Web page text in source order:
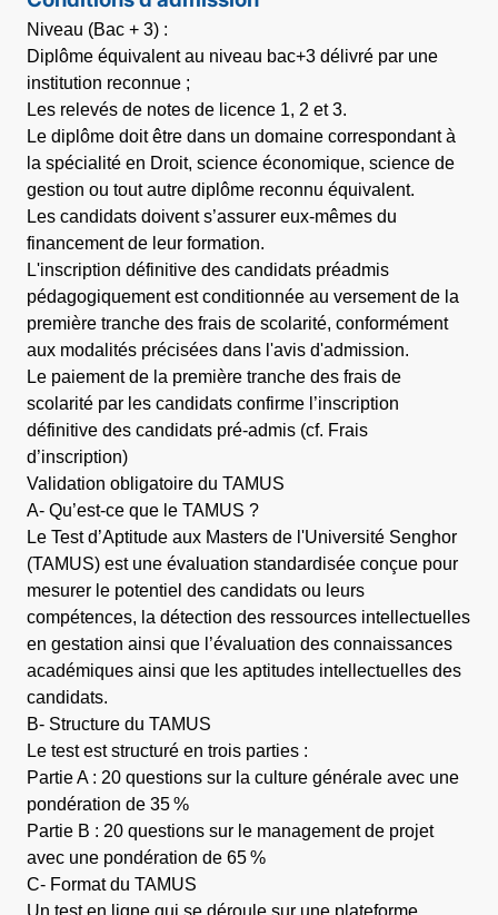
Niveau (Bac + 3) :
Diplôme équivalent au niveau bac+3 délivré par une
institution reconnue ;
Les relevés de notes de licence 1, 2 et 3.
Le diplôme doit être dans un domaine correspondant à
la spécialité en Droit, science économique, science de
gestion ou tout autre diplôme reconnu équivalent.
Les candidats doivent s’assurer eux-mêmes du
financement de leur formation.
L'inscription définitive des candidats préadmis
pédagogiquement est conditionnée au versement de la
première tranche des frais de scolarité, conformément
aux modalités précisées dans l'avis d'admission.
Le paiement de la première tranche des frais de
scolarité par les candidats confirme l’inscription
définitive des candidats pré-admis (cf. Frais
d’inscription)
Validation obligatoire du TAMUS
A- Qu’est-ce que le TAMUS ?
Le Test d’Aptitude aux Masters de l'Université Senghor
(TAMUS) est une évaluation standardisée conçue pour
mesurer le potentiel des candidats ou leurs
compétences, la détection des ressources intellectuelles
en gestation ainsi que l’évaluation des connaissances
académiques ainsi que les aptitudes intellectuelles des
candidats.
B- Structure du TAMUS
Le test est structuré en trois parties :
Partie A : 20 questions sur la culture générale avec une
pondération de 35 %
Partie B : 20 questions sur le management de projet
avec une pondération de 65 %
C- Format du TAMUS
Un test en ligne qui se déroule sur une plateforme